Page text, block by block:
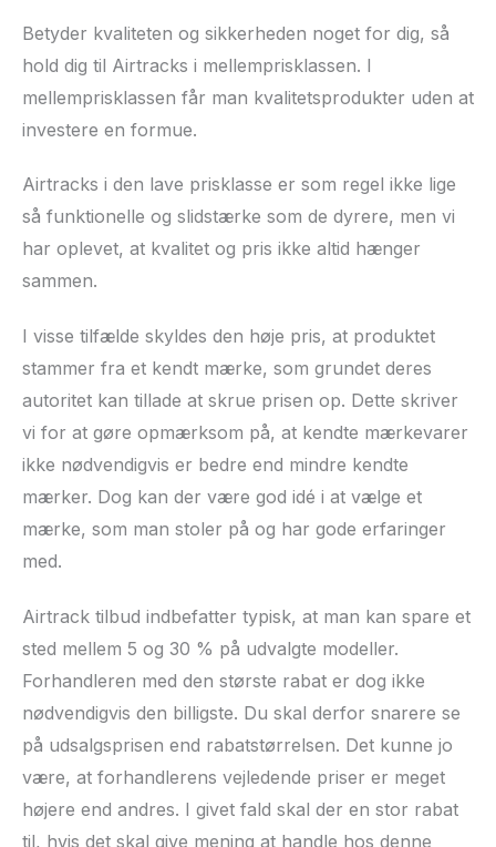
Betyder kvaliteten og sikkerheden noget for dig, så
hold dig til Airtracks i mellemprisklassen. I
mellemprisklassen får man kvalitetsprodukter uden at
investere en formue.
Airtracks i den lave prisklasse er som regel ikke lige
så funktionelle og slidstærke som de dyrere, men vi
har oplevet, at kvalitet og pris ikke altid hænger
sammen.
I visse tilfælde skyldes den høje pris, at produktet
stammer fra et kendt mærke, som grundet deres
autoritet kan tillade at skrue prisen op. Dette skriver
vi for at gøre opmærksom på, at kendte mærkevarer
ikke nødvendigvis er bedre end mindre kendte
mærker. Dog kan der være god idé i at vælge et
mærke, som man stoler på og har gode erfaringer
med.
Airtrack tilbud indbefatter typisk, at man kan spare et
sted mellem 5 og 30 % på udvalgte modeller.
Forhandleren med den største rabat er dog ikke
nødvendigvis den billigste. Du skal derfor snarere se
på udsalgsprisen end rabatstørrelsen. Det kunne jo
være, at forhandlerens vejledende priser er meget
højere end andres. I givet fald skal der en stor rabat
til, hvis det skal give mening at handle hos denne